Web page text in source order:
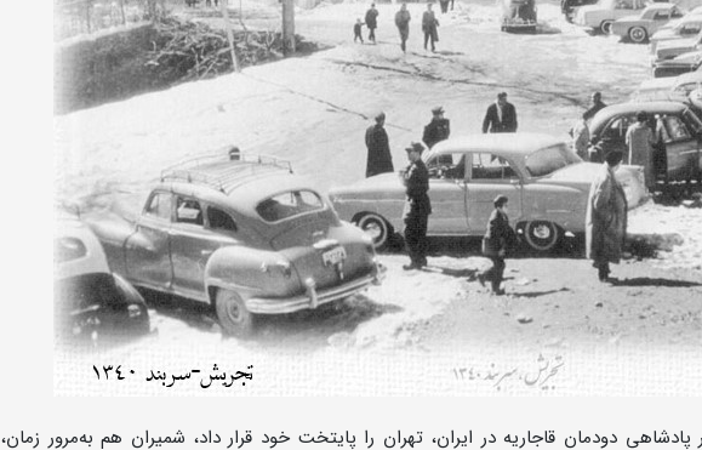
پادشاهی دودمان قاجاریه در ایران، تهران را پایتخت خود قرار داد، شمیران هم به‌مرور زمان،